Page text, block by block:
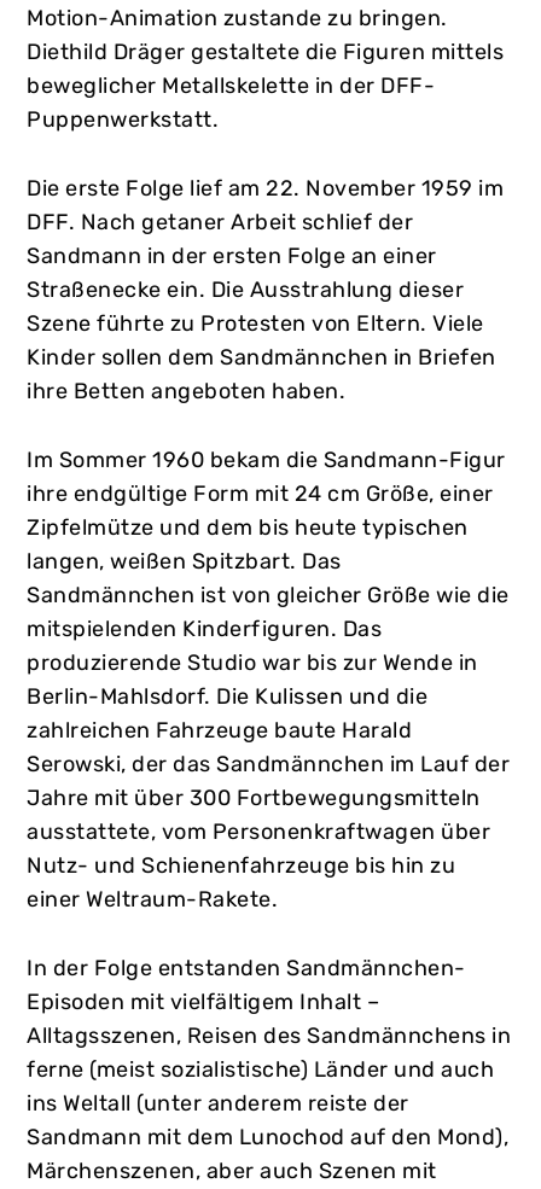
Motion-Animation zustande zu bringen.
Diethild Dräger gestaltete die Figuren mittels
beweglicher Metallskelette in der DFF-
Puppenwerkstatt.
Die erste Folge lief am 22. November 1959 im
DFF. Nach getaner Arbeit schlief der
Sandmann in der ersten Folge an einer
Straßenecke ein. Die Ausstrahlung dieser
Szene führte zu Protesten von Eltern. Viele
Kinder sollen dem Sandmännchen in Briefen
ihre Betten angeboten haben.
Im Sommer 1960 bekam die Sandmann-Figur
ihre endgültige Form mit 24 cm Größe, einer
Zipfelmütze und dem bis heute typischen
langen, weißen Spitzbart. Das
Sandmännchen ist von gleicher Größe wie die
mitspielenden Kinderfiguren. Das
produzierende Studio war bis zur Wende in
Berlin-Mahlsdorf. Die Kulissen und die
zahlreichen Fahrzeuge baute Harald
Serowski, der das Sandmännchen im Lauf der
Jahre mit über 300 Fortbewegungsmitteln
ausstattete, vom Personenkraftwagen über
Nutz- und Schienenfahrzeuge bis hin zu
einer Weltraum-Rakete.
In der Folge entstanden Sandmännchen-
Episoden mit vielfältigem Inhalt –
Alltagsszenen, Reisen des Sandmännchens in
ferne (meist sozialistische) Länder und auch
ins Weltall (unter anderem reiste der
Sandmann mit dem Lunochod auf den Mond),
Märchenszenen, aber auch Szenen mit